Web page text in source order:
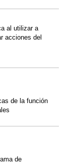
al utilizar a
acciones del
de la función
de